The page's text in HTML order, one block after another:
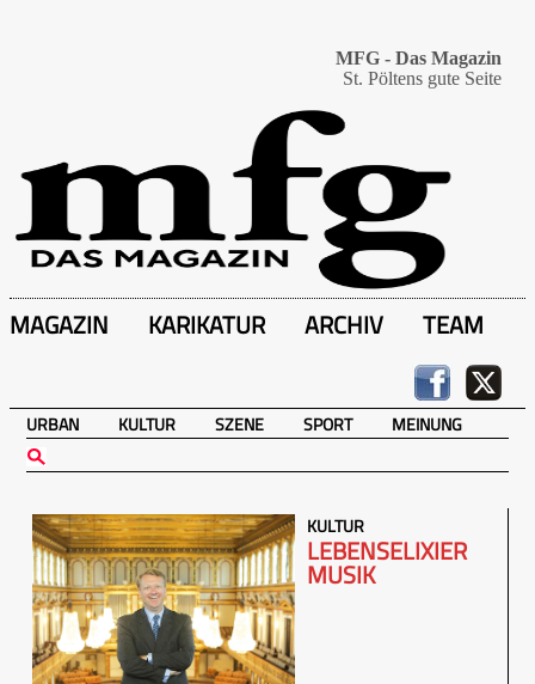
MFG - Das Magazin
St. Pöltens gute Seite
MAGAZIN KARIKATUR ARCHIV TEAM
URBAN KULTUR SZENE SPORT MEINUNG
KULTUR
LEBENSELIXIER
MUSIK